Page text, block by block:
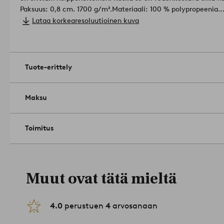
Paksuus: 0,8 cm. 1700 g/m².Materiaali: 100 % polypropeenia.
Koko: Valitse koko tilauksen yhteydessä.
eikä homehdu, mutta pinta voi vaurioitua kosteudesta.
Lataa korkearesoluutioinen kuva
Tuote-erittely
Maksu
Toimitus
Muut ovat tätä mieltä
4.0 perustuen 4 arvosanaan